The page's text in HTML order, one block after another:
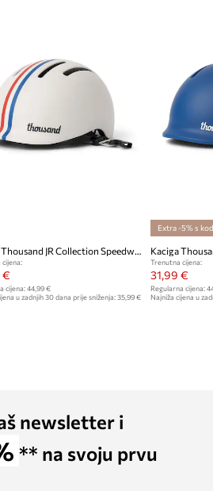
€
cijena:44,99 €
u zadnjih 30 dana prije sniženja:35,99 €
Extra -5% s
Kaciga
Trenutna cijena:
31,99 €
Regularna cijena:
Najniža cijena u
newsletter i
** na svoju prvu